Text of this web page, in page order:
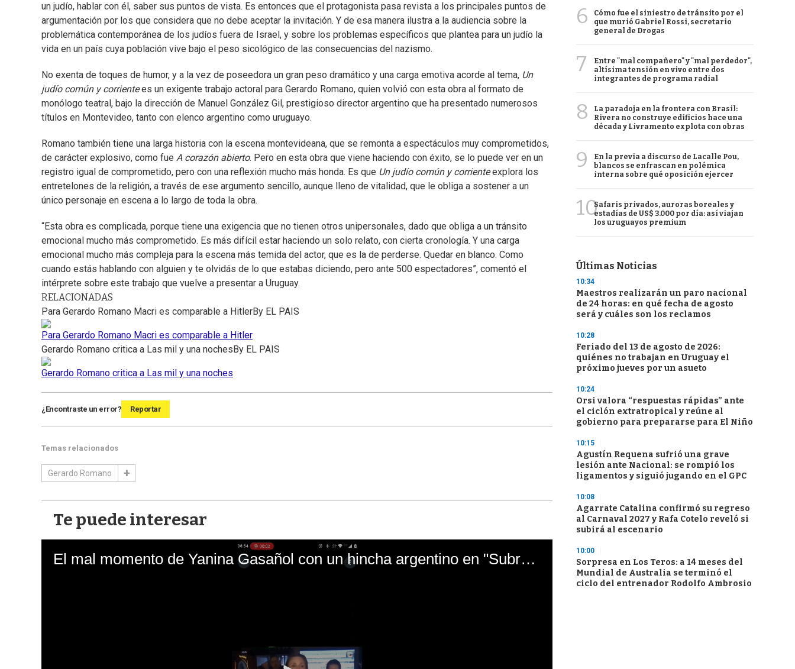
un judío, hablar con él, saber sus puntos de vista. Es entonces que el protagonista pasa revista a los principales puntos de
argumentación por los que considera que no debe aceptar la invitación. Y de esa manera ilustra a la audiencia sobre la
problemática contemporánea de los judíos fuera de Israel, y sobre los problemas específicos que plantea para un judío la
vida en un país cuya población vive bajo el peso sicológico de las consecuencias del nazismo.
No exenta de toques de humor, y a la vez de poseedora un gran peso dramático y una carga emotiva acorde al tema, Un
judío común y corrientees un exigente trabajo actoral para Gerardo Romano, quien volvió con esta obra al formato de
monólogo teatral, bajo la dirección de Manuel González Gil, prestigioso director argentino que ha presentado numerosos
títulos en Montevideo, tanto con elenco argentino como uruguayo.
Romano también tiene una larga historia con la escena montevideana, que se remonta a espectáculos muy comprometidos,
de carácter explosivo, como fue A corazón abierto. Pero en esta obra que viene haciendo con éxito, se lo puede ver en un
registro igual de comprometido, pero con una reflexión mucho más honda. Es que Un judío común y corrienteexplora los
entretelones de la religión, a través de ese argumento sencillo, aunque lleno de vitalidad, que le obliga a sostener a un
único personaje en escena a lo largo de toda la obra.
“Esta obra es complicada, porque tiene una exigencia que no tienen otros unipersonales, dado que obliga a un tránsito
emocional mucho más comprometido. Es más difícil estar haciendo un solo relato, con cierta cronología. Y una carga
emocional mucho más compleja para la escena más temida del actor, que es la de perderse. Quedar en blanco. Como
cuando estás hablando con alguien y te olvidás de lo que estabas diciendo, pero ante 500 espectadores”, comentó el
intérprete sobre este trabajo que vuelve a presentar a Uruguay.
RELACIONADAS
Para Gerardo Romano Macri es comparable a HitlerBy EL PAIS
Para Gerardo Romano Macri es comparable a Hitler
Gerardo Romano critica a Las mil y una noches By EL PAIS
Gerardo Romano critica a Las mil y una noches
¿Encontraste un error? Reportar
Temas relacionados
Gerardo Romano
Te puede interesar
El mal momento de Yanina Gasañol con un hincha argentino en "Subrayado"
6
Cómo fue el siniestro de tránsito por el
que murió Gabriel Rossi, secretario
general de Drogas
7
Entre "mal compañero" y "mal perdedor",
altísima tensión en vivo entre dos
integrantes de programa radial
8
La paradoja en la frontera con Brasil:
Rivera no construye edificios hace una
década y Livramento explota con obras
9
En la previa a discurso de Lacalle Pou,
blancos se enfrascan en polémica
interna sobre qué oposición ejercer
10Safaris privados, auroras boreales y
estadías de US$ 3.000 por día: así viajan
los uruguayos premium
Últimas Noticias
10:34
Maestros realizarán un paro nacional
de 24 horas: en qué fecha de agosto
será y cuáles son los reclamos
10:28
Feriado del 13 de agosto de 2026:
quiénes no trabajan en Uruguay el
próximo jueves por un asueto
10:24
Orsi valora “respuestas rápidas” ante
el ciclón extratropical y reúne al
gobierno para prepararse para El Niño
10:15
Agustín Requena sufrió una grave
lesión ante Nacional: se rompió los
ligamentos y siguió jugando en el GPC
10:08
Agarrate Catalina confirmó su regreso
al Carnaval 2027 y Rafa Cotelo reveló si
subirá al escenario
10:00
Sorpresa en Los Teros: a 14 meses del
Mundial de Australia se terminó el
ciclo del entrenador Rodolfo Ambrosio